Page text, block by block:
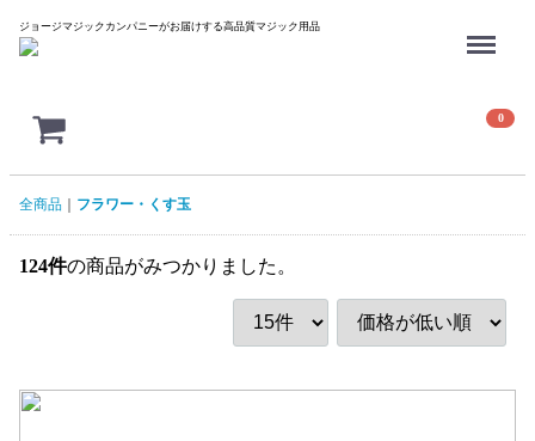
ジョージマジックカンパニーがお届けする高品質マジック用品
0
全商品 フラワー・くす玉
124件の商品がみつかりました。